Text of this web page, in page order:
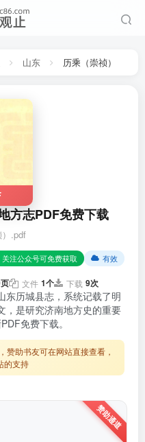
山东 历乘（崇祯）
方志PDF免费下载
.pdf
关注公众号可免费获取 有效
文件 1个 下载 9次
东历城县志，系统记载了明
，是研究济南地方史的重要
免费下载。
赞助书友可在网站直接查看，
的支持